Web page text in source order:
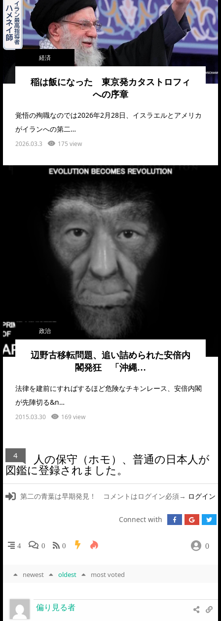
経済
稲は飯になった 東京発カタストロフィ
への序章
覚悟の殉職なのでは2026年2月28日、イスラエルとアメリカ
がイランへの第二…
2026.03.3 175 view
政治
辺野古移転問題、追い詰められた安倍内
閣発狂 「沖縄…
法律を建前にすればするほど危険なチキンレース、安倍内閣
が先陣切る&n…
2015.03.30 169 view
4 人の保守（ホモ）、普通の日本人が
図鑑に登録されました。
第二の青葉は早期発見！ コメントはログイン必須→ ログイン
Connect with
4 0 0 0
newest oldest most voted
偏り見る者